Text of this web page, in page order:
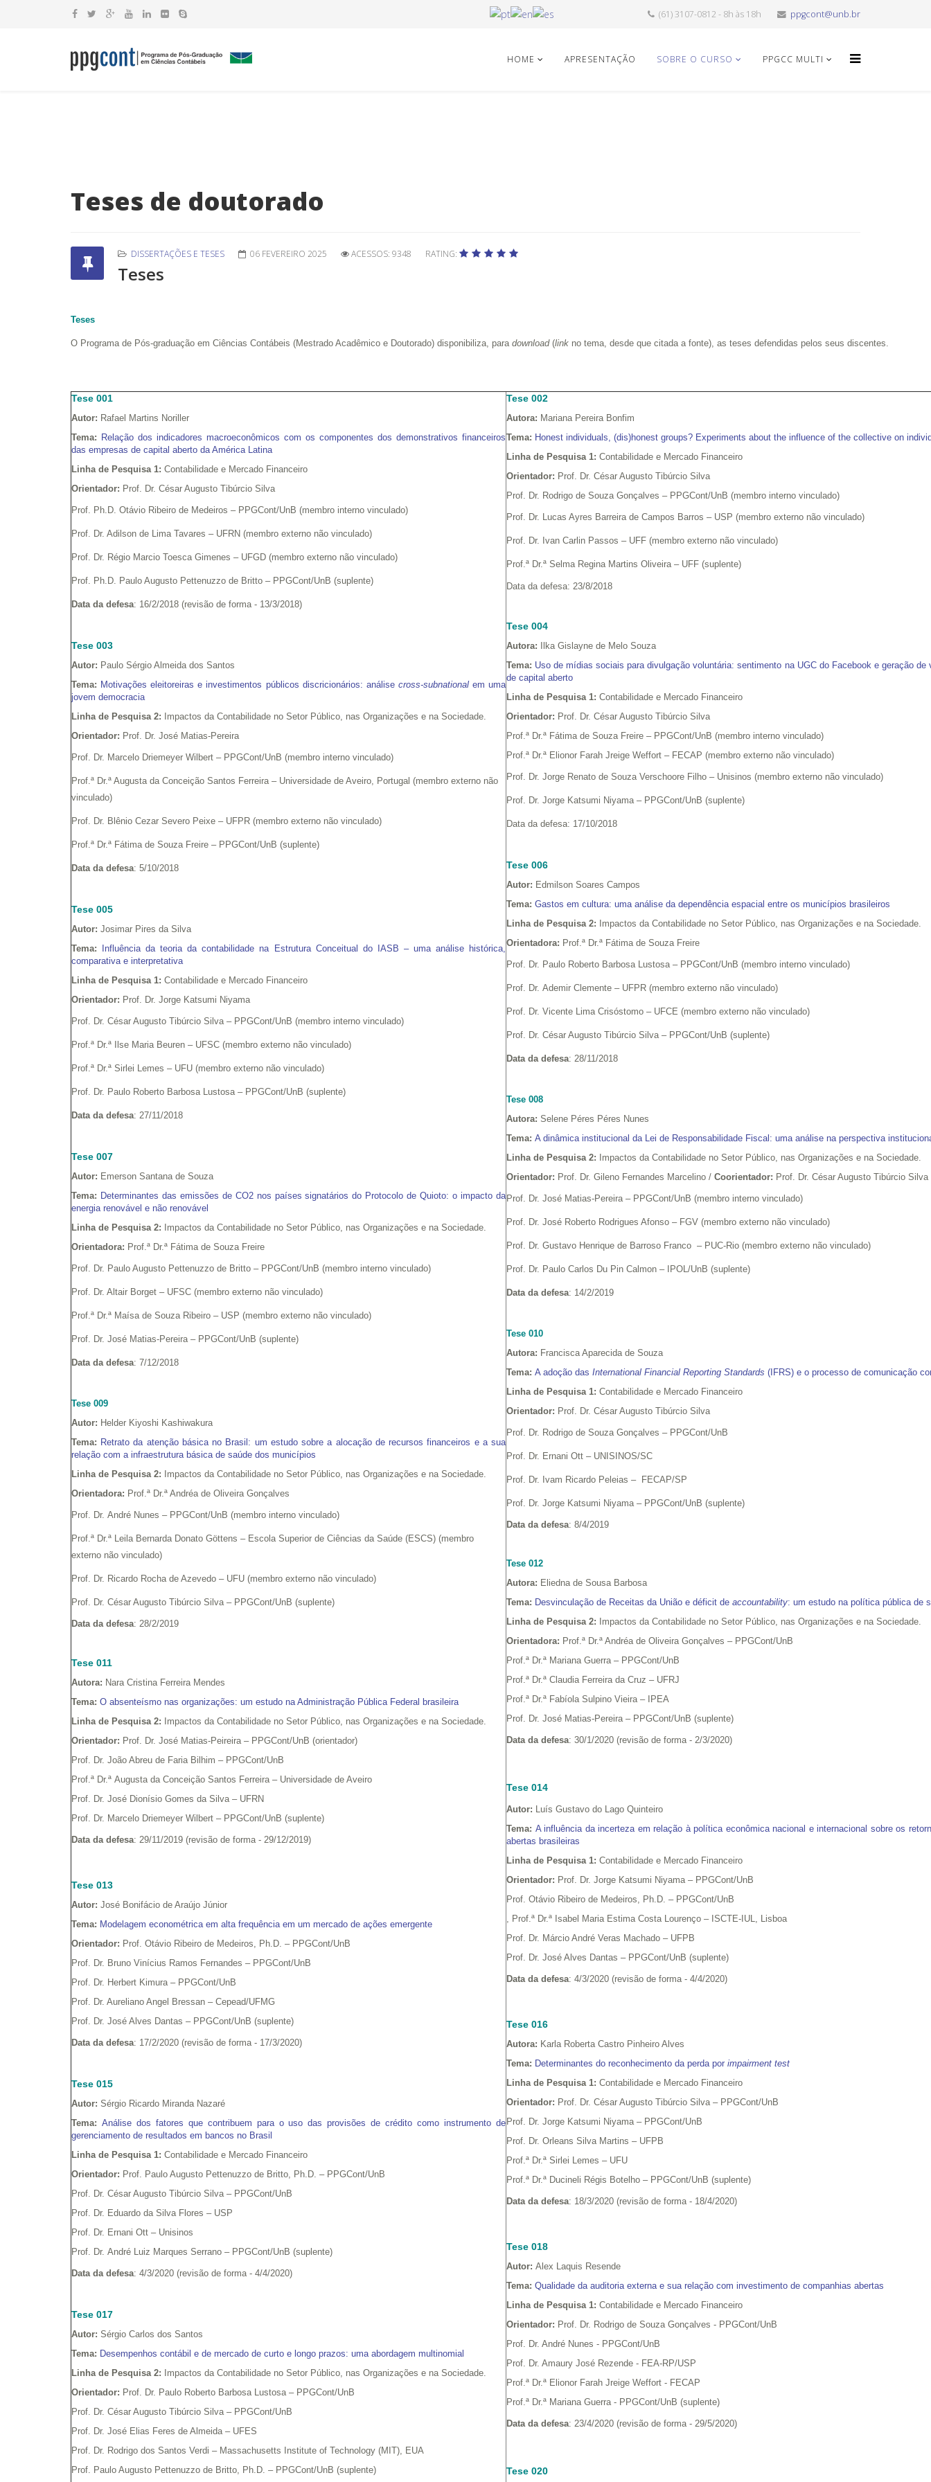
(61) 3107-0812 - 8h às 18h ppgcont@unb.br
HOME APRESENTAÇÃO SOBRE O CURSO PPGCC MULTI
Teses de doutorado
DISSERTAÇÕES E TESES 06 FEVEREIRO 2025 ACESSOS: 9348 RATING:
Teses
Teses
O Programa de Pós-graduação em Ciências Contábeis (Mestrado Acadêmico e Doutorado) disponibiliza, para download(link no tema, desde que citada a fonte), as teses defendidas pelos seus discentes.
Tese 001
Autor: Rafael Martins Noriller
Tema: Relação dos indicadores macroeconômicos com os componentes dos demonstrativos financeiros
das empresas de capital aberto da América Latina
Linha de Pesquisa 1: Contabilidade e Mercado Financeiro
Orientador: Prof. Dr. César Augusto Tibúrcio Silva
Prof. Ph.D. Otávio Ribeiro de Medeiros – PPGCont/UnB (membro interno vinculado)
Prof. Dr. Adilson de Lima Tavares – UFRN (membro externo não vinculado)
Prof. Dr. Régio Marcio Toesca Gimenes – UFGD (membro externo não vinculado)
Prof. Ph.D. Paulo Augusto Pettenuzzo de Britto – PPGCont/UnB (suplente)
Data da defesa: 16/2/2018 (revisão de forma - 13/3/2018)
Tese 003
Autor: Paulo Sérgio Almeida dos Santos
Tema: Motivações eleitoreiras e investimentos públicos discricionários: análise cross-subnationalem uma
jovem democracia
Linha de Pesquisa 2: Impactos da Contabilidade no Setor Público, nas Organizações e na Sociedade.
Orientador: Prof. Dr. José Matias-Pereira
Prof. Dr. Marcelo Driemeyer Wilbert – PPGCont/UnB (membro interno vinculado)
Prof.ª Dr.ª Augusta da Conceição Santos Ferreira – Universidade de Aveiro, Portugal (membro externo não
vinculado)
Prof. Dr. Blênio Cezar Severo Peixe – UFPR (membro externo não vinculado)
Prof.ª Dr.ª Fátima de Souza Freire – PPGCont/UnB (suplente)
Data da defesa: 5/10/2018
Tese 005
Autor: Josimar Pires da Silva
Tema:
Influência da teoria da contabilidade na Estrutura Conceitual do IASB – uma análise histórica,
comparativa e interpretativa
Linha de Pesquisa 1: Contabilidade e Mercado Financeiro
Orientador: Prof. Dr. Jorge Katsumi Niyama
Prof. Dr. César Augusto Tibúrcio Silva – PPGCont/UnB (membro interno vinculado)
Prof.ª Dr.ª Ilse Maria Beuren – UFSC (membro externo não vinculado)
Prof.ª Dr.ª Sirlei Lemes – UFU (membro externo não vinculado)
Prof. Dr. Paulo Roberto Barbosa Lustosa – PPGCont/UnB (suplente)
Data da defesa: 27/11/2018
Tese 007
Autor: Emerson Santana de Souza
Tema: Determinantes das emissões de CO2 nos países signatários do Protocolo de Quioto: o impacto da
energia renovável e não renovável
Linha de Pesquisa 2: Impactos da Contabilidade no Setor Público, nas Organizações e na Sociedade.
Orientadora: Prof.ª Dr.ª Fátima de Souza Freire
Prof. Dr. Paulo Augusto Pettenuzzo de Britto – PPGCont/UnB (membro interno vinculado)
Prof. Dr. Altair Borget – UFSC (membro externo não vinculado)
Prof.ª Dr.ª Maísa de Souza Ribeiro – USP (membro externo não vinculado)
Prof. Dr. José Matias-Pereira – PPGCont/UnB (suplente)
Data da defesa: 7/12/2018
Tese 009
Autor: Helder Kiyoshi Kashiwakura
Tema: Retrato da atenção básica no Brasil: um estudo sobre a alocação de recursos financeiros e a sua
relação com a infraestrutura básica de saúde dos municípios
Linha de Pesquisa 2: Impactos da Contabilidade no Setor Público, nas Organizações e na Sociedade.
Orientadora: Prof.ª Dr.ª Andréa de Oliveira Gonçalves
Prof. Dr. André Nunes – PPGCont/UnB (membro interno vinculado)
Prof.ª Dr.ª Leila Bernarda Donato Göttens – Escola Superior de Ciências da Saúde (ESCS) (membro
externo não vinculado)
Prof. Dr. Ricardo Rocha de Azevedo – UFU (membro externo não vinculado)
Prof. Dr. César Augusto Tibúrcio Silva – PPGCont/UnB (suplente)
Data da defesa: 28/2/2019
Tese 011
Autora: Nara Cristina Ferreira Mendes
Tema: O absenteísmo nas organizações: um estudo na Administração Pública Federal brasileira
Linha de Pesquisa 2: Impactos da Contabilidade no Setor Público, nas Organizações e na Sociedade.
Orientador: Prof. Dr. José Matias-Peireira – PPGCont/UnB (orientador)
Prof. Dr. João Abreu de Faria Bilhim – PPGCont/UnB
Prof.ª Dr.ª Augusta da Conceição Santos Ferreira – Universidade de Aveiro
Prof. Dr. José Dionísio Gomes da Silva – UFRN
Prof. Dr. Marcelo Driemeyer Wilbert – PPGCont/UnB (suplente)
Data da defesa: 29/11/2019 (revisão de forma - 29/12/2019)
Tese 013
Autor: José Bonifácio de Araújo Júnior
Tema: Modelagem econométrica em alta frequência em um mercado de ações emergente
Orientador: Prof. Otávio Ribeiro de Medeiros, Ph.D. – PPGCont/UnB
Prof. Dr. Bruno Vinícius Ramos Fernandes – PPGCont/UnB
Prof. Dr. Herbert Kimura – PPGCont/UnB
Prof. Dr. Aureliano Angel Bressan – Cepead/UFMG
Prof. Dr. José Alves Dantas – PPGCont/UnB (suplente)
Data da defesa: 17/2/2020 (revisão de forma - 17/3/2020)
Tese 015
Autor: Sérgio Ricardo Miranda Nazaré
Tema: Análise dos fatores que contribuem para o uso das provisões de crédito como instrumento de
gerenciamento de resultados em bancos no Brasil
Linha de Pesquisa 1: Contabilidade e Mercado Financeiro
Orientador: Prof. Paulo Augusto Pettenuzzo de Britto, Ph.D. – PPGCont/UnB
Prof. Dr. César Augusto Tibúrcio Silva – PPGCont/UnB
Prof. Dr. Eduardo da Silva Flores – USP
Prof. Dr. Ernani Ott – Unisinos
Prof. Dr. André Luiz Marques Serrano – PPGCont/UnB (suplente)
Data da defesa: 4/3/2020 (revisão de forma - 4/4/2020)
Tese 017
Autor: Sérgio Carlos dos Santos
Tema: Desempenhos contábil e de mercado de curto e longo prazos: uma abordagem multinomial
Linha de Pesquisa 2: Impactos da Contabilidade no Setor Público, nas Organizações e na Sociedade.
Orientador: Prof. Dr. Paulo Roberto Barbosa Lustosa – PPGCont/UnB
Prof. Dr. César Augusto Tibúrcio Silva – PPGCont/UnB
Prof. Dr. José Elias Feres de Almeida – UFES
Prof. Dr. Rodrigo dos Santos Verdi – Massachusetts Institute of Technology (MIT), EUA
Prof. Paulo Augusto Pettenuzzo de Britto, Ph.D. – PPGCont/UnB (suplente)
Tese 002
Autora: Mariana Pereira Bonfim
Tema: Honest individuals, (dis)honest groups? Experiments about the influence of the collective on
Linha de Pesquisa 1: Contabilidade e Mercado Financeiro
Orientador: Prof. Dr. César Augusto Tibúrcio Silva
Prof. Dr. Rodrigo de Souza Gonçalves – PPGCont/UnB (membro interno vinculado)
Prof. Dr. Lucas Ayres Barreira de Campos Barros – USP (membro externo não vinculado)
Prof. Dr. Ivan Carlin Passos –UFF (membro externo não vinculado)
Prof.ª Dr.ª Selma Regina Martins Oliveira – UFF (suplente)
Data da defesa: 23/8/2018
Tese 004
Autora: Ilka Gislayne de Melo Souza
Tema: Uso de mídias sociais para divulgação voluntária: sentimento na UGC do Facebook e geração de
de capital aberto
Linha de Pesquisa 1: Contabilidade e Mercado Financeiro
Orientador: Prof. Dr. César Augusto Tibúrcio Silva
Prof.ª Dr.ª Fátima de Souza Freire – PPGCont/UnB (membro interno vinculado)
Prof.ª Dr.ª Elionor Farah Jreige Weffort – FECAP (membro externo não vinculado)
Prof. Dr. Jorge Renato de Souza Verschoore Filho –Unisinos (membro externo não vinculado)
Prof. Dr. Jorge Katsumi Niyama – PPGCont/UnB (suplente)
Data da defesa: 17/10/2018
Tese 006
Autor: Edmilson Soares Campos
Tema: Gastos em cultura: uma análise da dependência espacial entre os municípios brasileiros
Linha de Pesquisa 2: Impactos da Contabilidade no Setor Público, nas Organizações e na Sociedade.
Orientadora: Prof.ª Dr.ª Fátima de Souza Freire
Prof. Dr. Paulo Roberto Barbosa Lustosa – PPGCont/UnB (membro interno vinculado)
Prof. Dr. Ademir Clemente – UFPR (membro externo não vinculado)
Prof. Dr. Vicente Lima Crisóstomo – UFCE (membro externo não vinculado)
Prof. Dr. César Augusto Tibúrcio Silva – PPGCont/UnB (suplente)
Data da defesa: 28/11/2018
Tese 008
Autora: Selene Péres Péres Nunes
Tema: A dinâmica institucional da Lei de Responsabilidade Fiscal: uma análise na perspectiva
Linha de Pesquisa 2: Impactos da Contabilidade no Setor Público, nas Organizações e na Sociedade.
Orientador: Prof. Dr. Gileno Fernandes Marcelino / Coorientador: Prof. Dr. César Augusto Tibúrcio Silva
Prof. Dr. José Matias-Pereira – PPGCont/UnB (membro interno vinculado)
Prof. Dr. José Roberto Rodrigues Afonso – FGV (membro externo não vinculado)
Prof. Dr. Gustavo Henrique de Barroso Franco – PUC-Rio (membro externo não vinculado)
Prof. Dr. Paulo Carlos Du Pin Calmon – IPOL/UnB (suplente)
Data da defesa: 14/2/2019
Tese 010
Autora: Francisca Aparecida de Souza
Tema: A adoção das International Financial Reporting Standards (IFRS) e o processo de comunicação
Linha de Pesquisa 1: Contabilidade e Mercado Financeiro
Orientador: Prof. Dr. César Augusto Tibúrcio Silva
Prof. Dr. Rodrigo de Souza Gonçalves – PPGCont/UnB
Prof. Dr. Ernani Ott – UNISINOS/SC
Prof. Dr. Ivam Ricardo Peleias – FECAP/SP
Prof. Dr. Jorge Katsumi Niyama – PPGCont/UnB (suplente)
Data da defesa: 8/4/2019
Tese 012
Autora: Eliedna de Sousa Barbosa
Tema: Desvinculação de Receitas da União e déficit de accountability: um estudo na política pública de
Linha de Pesquisa 2: Impactos da Contabilidade no Setor Público, nas Organizações e na Sociedade.
Orientadora: Prof.ª Dr.ª Andréa de Oliveira Gonçalves – PPGCont/UnB
Prof.ª Dr.ª Mariana Guerra – PPGCont/UnB
Prof.ª Dr.ª Claudia Ferreira da Cruz – UFRJ
Prof.ª Dr.ª Fabíola Sulpino Vieira – IPEA
Prof. Dr. José Matias-Pereira – PPGCont/UnB (suplente)
Data da defesa: 30/1/2020 (revisão de forma - 2/3/2020)
Tese 014
Autor: Luís Gustavo do Lago Quinteiro
Tema: A influência da incerteza em relação à política econômica nacional e internacional sobre os
abertas brasileiras
Linha de Pesquisa 1: Contabilidade e Mercado Financeiro
Orientador: Prof. Dr. Jorge Katsumi Niyama – PPGCont/UnB
Prof. Otávio Ribeiro de Medeiros, Ph.D. – PPGCont/UnB
, Prof.ª Dr.ª Isabel Maria Estima Costa Lourenço – ISCTE-IUL, Lisboa
Prof. Dr. Márcio André Veras Machado – UFPB
Prof. Dr. José Alves Dantas – PPGCont/UnB (suplente)
Data da defesa: 4/3/2020 (revisão de forma - 4/4/2020)
Tese 016
Autora: Karla Roberta Castro Pinheiro Alves
Tema: Determinantes do reconhecimento da perda por impairment test
Linha de Pesquisa 1: Contabilidade e Mercado Financeiro
Orientador: Prof. Dr. César Augusto Tibúrcio Silva – PPGCont/UnB
Prof. Dr. Jorge Katsumi Niyama – PPGCont/UnB
Prof. Dr. Orleans Silva Martins – UFPB
Prof.ª Dr.ª Sirlei Lemes – UFU
Prof.ª Dr.ª Ducineli Régis Botelho – PPGCont/UnB (suplente)
Data da defesa: 18/3/2020 (revisão de forma - 18/4/2020)
Tese 018
Autor: Alex Laquis Resende
Tema: Qualidade da auditoria externa e sua relação com investimento de companhias abertas
Linha de Pesquisa 1: Contabilidade e Mercado Financeiro
Orientador: Prof. Dr. Rodrigo de Souza Gonçalves - PPGCont/UnB
Prof. Dr. André Nunes - PPGCont/UnB
Prof. Dr. Amaury José Rezende - FEA-RP/USP
Prof.ª Dr.ª Elionor Farah Jreige Weffort - FECAP
Prof.ª Dr.ª Mariana Guerra - PPGCont/UnB (suplente)
Data da defesa: 23/4/2020 (revisão de forma - 29/5/2020)
Tese 020